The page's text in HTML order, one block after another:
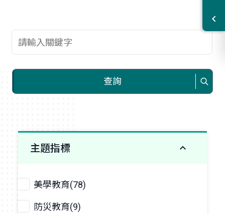
查詢關鍵字
查詢
主題指標
美學教育(78)
防災教育(9)